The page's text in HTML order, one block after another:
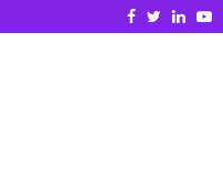
Facebook
Twitter